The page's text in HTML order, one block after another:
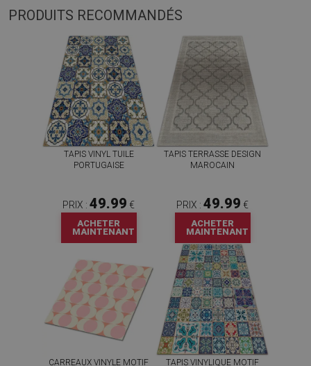
PRODUITS RECOMMANDÉS
TAPIS VINYL TUILE
PORTUGAISE
PRIX : 49.99 €
ACHETER
MAINTENANT
TAPIS TERRASSE DESIGN
MAROCAIN
PRIX : 49.99 €
ACHETER
MAINTENANT
CARREAUX VINYLE MOTIF
TAPIS VINYLIQUE MOTIF